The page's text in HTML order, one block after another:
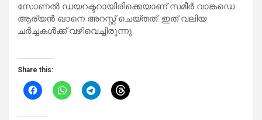
സോണല്‍ ഡയറക്ടറായിരിക്കെയാണ് സമീര്‍ വാങ്കഡെ
ആര്യന്‍ ഖാനെ അറസ്റ്റ് ചെയ്തത്. ഇത് വലിയ
ചര്‍ച്ചകള്‍ക്ക് വഴിവെച്ചിരുന്നു.
Share this: